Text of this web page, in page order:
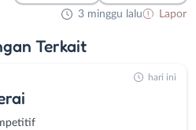
3 minggu lalu Lapor
Terkait
hari ini